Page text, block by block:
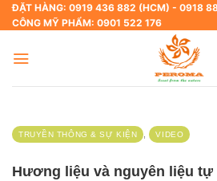
Skip
to
ĐẶT HÀNG: 0919 436 882 (HCM) - 0918
CÔNG MỸ PHẨM: 0901 522 176
TRUYỀN THÔNG & SỰ KIỆN , VIDEO
Hương liệu và nguyên liệu tự